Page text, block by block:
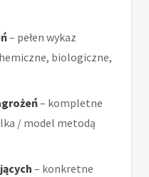
– pełen wykaz
biologiczne,
– kompletne
/ model metodą
– konkretne